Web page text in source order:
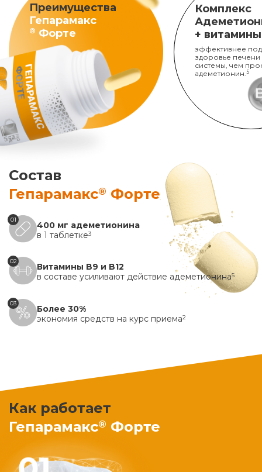
Преимущества
Гепарамакс
® Форте
Комплекс
+
эффективнее
здоровье печени
системы, чем
адеметионин. 5
Состав
Гепарамакс® Форте
01
400 мг адеметионина
в 1 таблетке3
02
Витамины B9 и B12
в составе усиливают действие адеметионина5
03
Более 30%
экономия средств на курс приема2
Как работает
Гепарамакс® Форте